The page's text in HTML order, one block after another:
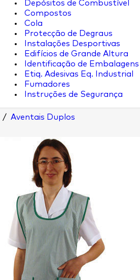
Depósitos de Combustível
Compostos
Cola
Protecção de Degraus
Instalações Desportivas
Edifícios de Grande Altura
Identificação de Embalagens
Etiq. Adesivas Eq. Industrial
Fumadores
Instruções de Segurança
/ Aventais Duplos